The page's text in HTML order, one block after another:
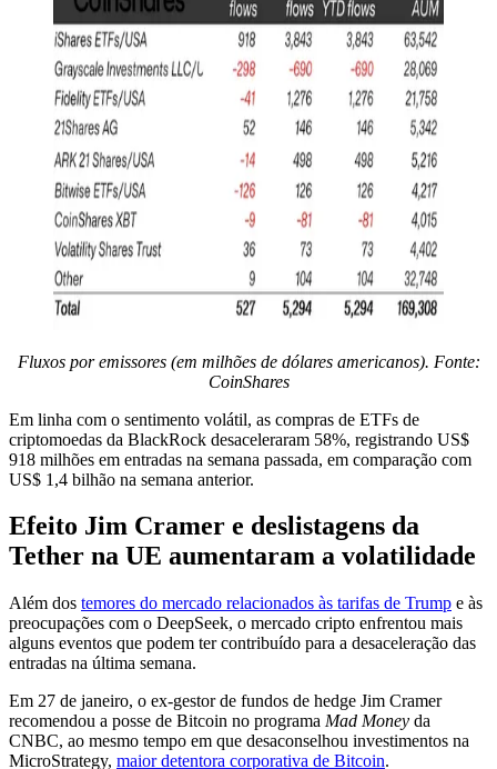
Fluxos por emissores (em milhões de dólares americanos). Fonte:
CoinShares
Em linha com o sentimento volátil, as compras de ETFs de
criptomoedas da BlackRock desaceleraram 58%, registrando US$
918 milhões em entradas na semana passada, em comparação com
US$ 1,4 bilhão na semana anterior.
Efeito Jim Cramer e deslistagens da
Tether na UE aumentaram a volatilidade
Além dos temores do mercado relacionados às tarifas de Trump e às
preocupações com o DeepSeek, o mercado cripto enfrentou mais
alguns eventos que podem ter contribuído para a desaceleração das
entradas na última semana.
Em 27 de janeiro, o ex-gestor de fundos de hedge Jim Cramer
recomendou a posse de Bitcoin no programa Mad Money da
CNBC, ao mesmo tempo em que desaconselhou investimentos na
MicroStrategy, maior detentora corporativa de Bitcoin.